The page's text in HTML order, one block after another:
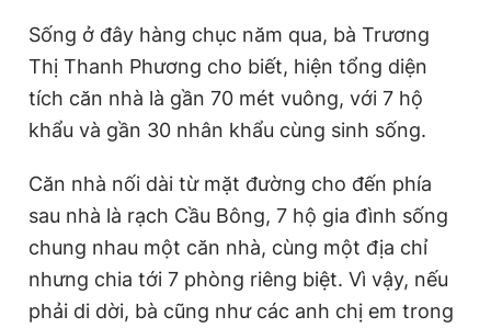
Sống ở đây hàng chục năm qua, bà Trương
Thị Thanh Phương cho biết, hiện tổng diện
tích căn nhà là gần 70 mét vuông, với 7 hộ
khẩu và gần 30 nhân khẩu cùng sinh sống.
Căn nhà nối dài từ mặt đường cho đến phía
sau nhà là rạch Cầu Bông, 7 hộ gia đình sống
chung nhau một căn nhà, cùng một địa chỉ
nhưng chia tới 7 phòng riêng biệt. Vì vậy, nếu
phải di dời, bà cũng như các anh chị em trong